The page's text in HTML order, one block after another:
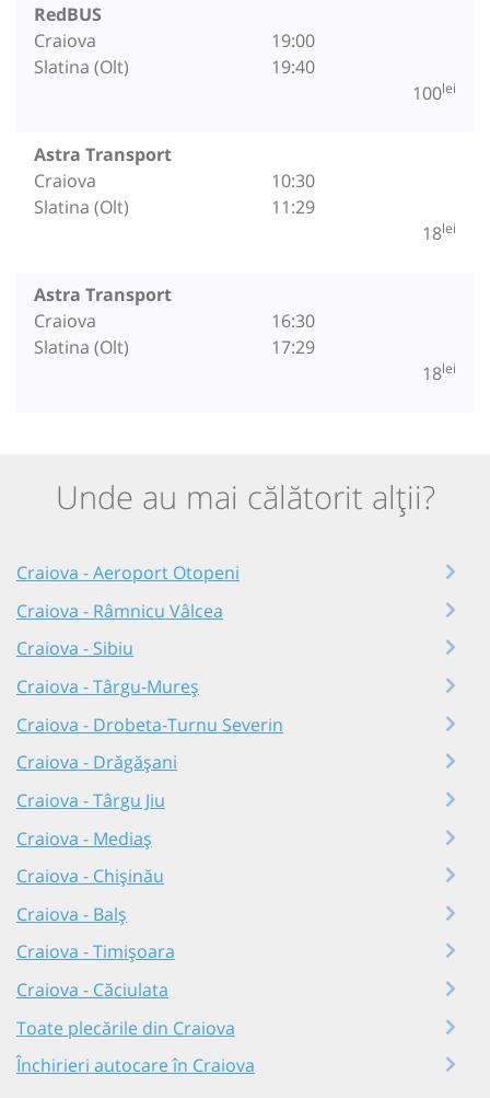
RedBUS
Craiova
Slatina (Olt)
19:00
19:40
100lei
Astra Transport
Craiova
Slatina (Olt)
10:30
11:29
18lei
Astra Transport
Craiova
Slatina (Olt)
16:30
17:29
18lei
Unde au mai călătorit alții?
Craiova - Aeroport Otopeni
Craiova - Râmnicu Vâlcea
Craiova - Sibiu
Craiova - Târgu-Mureș
Craiova - Drobeta-Turnu Severin
Craiova - Drăgășani
Craiova - Târgu Jiu
Craiova - Mediaș
Craiova - Chișinău
Craiova - Balș
Craiova - Timișoara
Craiova - Căciulata
Toate plecările din Craiova
Închirieri autocare în Craiova